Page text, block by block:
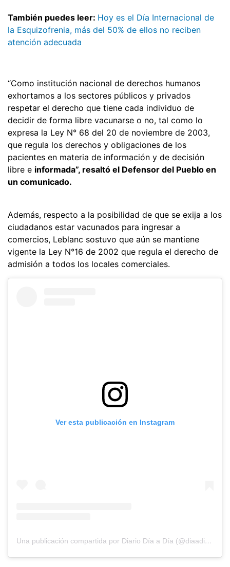
También puedes leer: Hoy es el Día Internacional de
la Esquizofrenia, más del 50% de ellos no reciben
atención adecuada
“Como institución nacional de derechos humanos
exhortamos a los sectores públicos y privados
respetar el derecho que tiene cada individuo de
decidir de forma libre vacunarse o no, tal como lo
expresa la Ley N° 68 del 20 de noviembre de 2003,
que regula los derechos y obligaciones de los
pacientes en materia de información y de decisión
libre e informada”, resaltó el Defensor del Pueblo en
un comunicado.
Además, respecto a la posibilidad de que se exija a los
ciudadanos estar vacunados para ingresar a
comercios, Leblanc sostuvo que aún se mantiene
vigente la Ley N°16 de 2002 que regula el derecho de
admisión a todos los locales comerciales.
Ver esta publicación en Instagram
Una publicación compartida por Diario Día a Día (@diaadiapa)